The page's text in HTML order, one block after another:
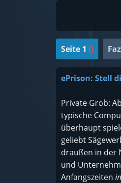
Seite 1 ()
ePrison: Stell
Private Grob:
typische
überhaupt
geliebt
draußen in der
und
Anfangszeiten